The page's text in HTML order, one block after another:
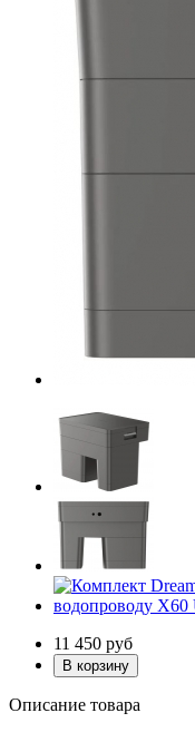
11 450 руб
Описание товара